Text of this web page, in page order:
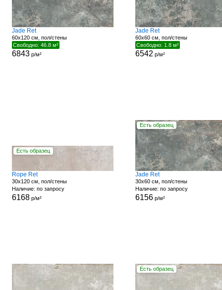
Jade Ret
60x120 см, пол/стены
Свободно: 46.8 м²
6843р/м²
Jade Ret
60x60 см, пол/стены
Свободно: 1.8 м²
6542 р/м²
Есть образец
Rope Ret
30x120 см, пол/стены
Наличие: по запросу
6168р/м²
Есть образец
Jade Ret
30x60 см, пол/стены
Наличие: по запросу
6156р/м²
Есть образец